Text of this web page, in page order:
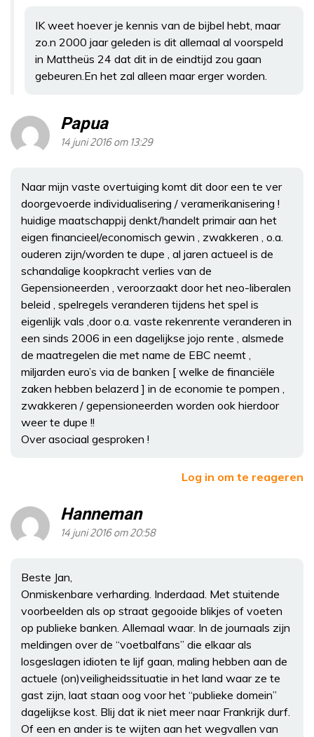
IK weet hoever je kennis van de bijbel hebt, maar
zo.n 2000 jaar geleden is dit allemaal al voorspeld
in Mattheüs 24 dat dit in de eindtijd zou gaan
gebeuren.En het zal alleen maar erger worden.
Papua
14 juni 2016 om 13:29
Naar mijn vaste overtuiging komt dit door een te ver
doorgevoerde individualisering / veramerikanisering !
huidige maatschappij denkt/handelt primair aan het
eigen financieel/economisch gewin , zwakkeren , o.a.
ouderen zijn/worden te dupe , al jaren actueel is de
schandalige koopkracht verlies van de
Gepensioneerden , veroorzaakt door het neo-liberalen
beleid , spelregels veranderen tijdens het spel is
eigenlijk vals ,door o.a. vaste rekenrente veranderen in
een sinds 2006 in een dagelijkse jojo rente , alsmede
de maatregelen die met name de EBC neemt ,
miljarden euro’s via de banken [ welke de financiële
zaken hebben belazerd ] in de economie te pompen ,
zwakkeren / gepensioneerden worden ook hierdoor
weer te dupe !!
Over asociaal gesproken !
Log in om te reageren
Hanneman
14 juni 2016 om 20:58
Beste Jan,
Onmiskenbare verharding. Inderdaad. Met stuitende
voorbeelden als op straat gegooide blikjes of voeten
op publieke banken. Allemaal waar. In de journaals zijn
meldingen over de “voetbalfans” die elkaar als
losgeslagen idioten te lijf gaan, maling hebben aan de
actuele (on)veiligheidssituatie in het land waar ze te
gast zijn, laat staan oog voor het “publieke domein”
dagelijkse kost. Blij dat ik niet meer naar Frankrijk durf.
Of een en ander is te wijten aan het wegvallen van